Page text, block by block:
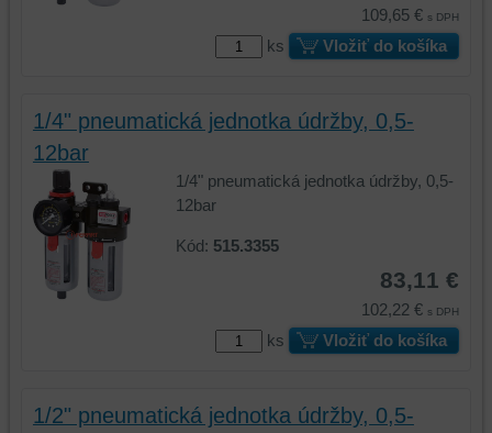
109,65 € s DPH
ks Vložiť do košíka
1/4" pneumatická jednotka údržby, 0,5-
12bar
1/4" pneumatická jednotka údržby, 0,5-
12bar
Kód: 515.3355
83,11 €
102,22 € s DPH
ks Vložiť do košíka
1/2" pneumatická jednotka údržby, 0,5-